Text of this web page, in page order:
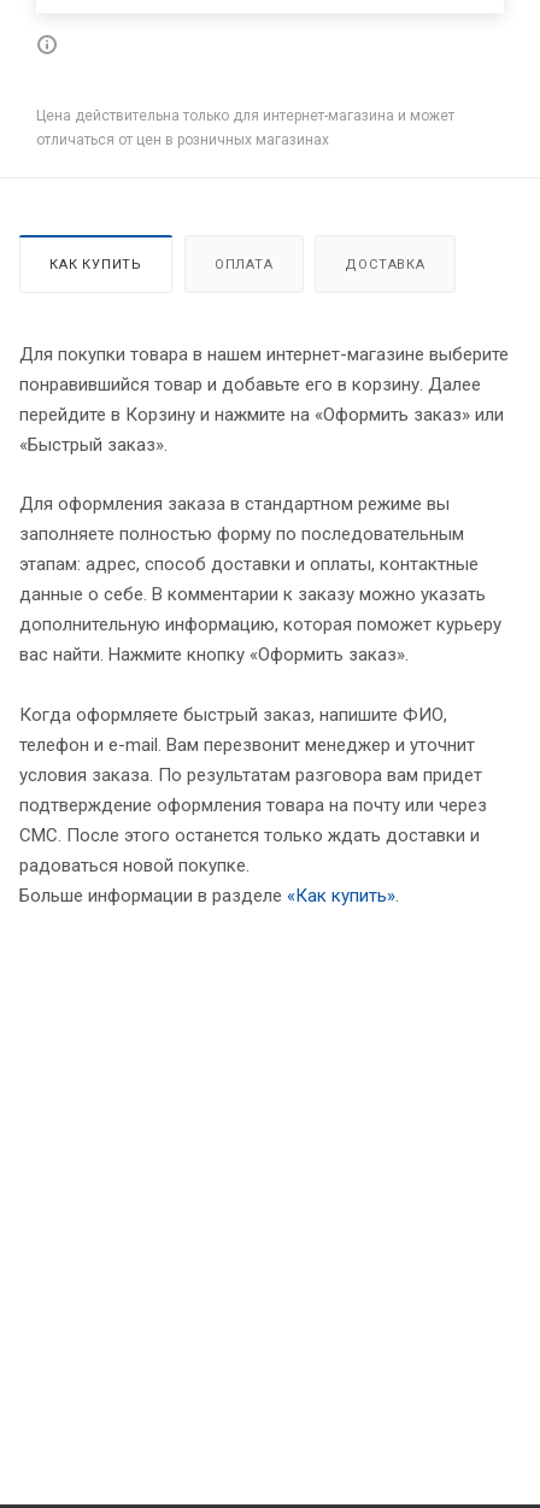
Цена действительна только для интернет-магазина и может
отличаться от цен в розничных магазинах
КАК КУПИТЬ ОПЛАТА ДОСТАВКА
Для покупки товара в нашем интернет-магазине выберите
понравившийся товар и добавьте его в корзину. Далее
перейдите в Корзину и нажмите на «Оформить заказ» или
«Быстрый заказ».
Для оформления заказа в стандартном режиме вы
заполняете полностью форму по последовательным
этапам: адрес, способ доставки и оплаты, контактные
данные о себе. В комментарии к заказу можно указать
дополнительную информацию, которая поможет курьеру
вас найти. Нажмите кнопку «Оформить заказ».
Когда оформляете быстрый заказ, напишите ФИО,
телефон и e-mail. Вам перезвонит менеджер и уточнит
условия заказа. По результатам разговора вам придет
подтверждение оформления товара на почту или через
СМС. После этого останется только ждать доставки и
радоваться новой покупке.
Больше информации в разделе «Как купить».